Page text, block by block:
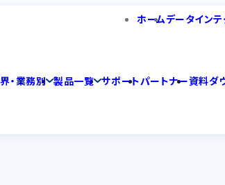
ホームデータイン
・業務別 製品一覧 サポートパートナー資料ダ